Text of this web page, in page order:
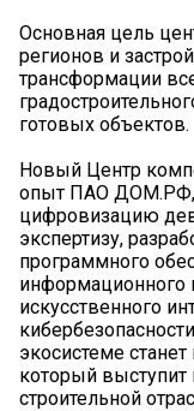
Основная цель
регионов и
трансформации
готовых объектов.
Новый Центр
опыт ПАО ДОМ.РФ,
цифровизацию
экспертизу,
программного
искусственного
экосистеме
который выступит
строительной